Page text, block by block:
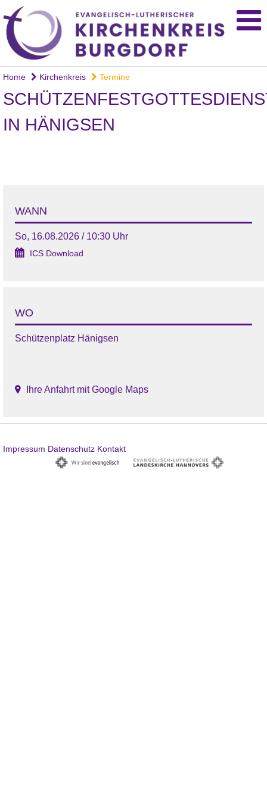
Home Kirchenkreis Termine
IN HÄNIGSEN
WANN
So, 16.08.2026 / 10:30 Uhr
ICS Download
WO
Schützenplatz Hänigsen
Ihre Anfahrt mit Google Maps
Impressum Datenschutz Kontakt